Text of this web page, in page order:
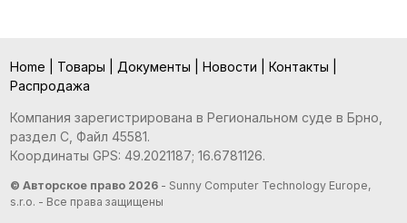
Home Товары Документы Новости Контакты
Распродажа
Компания зарегистрирована в Региональном суде в Брно,
раздел С, Файл 45581.
Координаты GPS: 49.2021187; 16.6781126.
© Авторское право 2026- Sunny Computer Technology Europe,
s.r.o. - Все права защищены